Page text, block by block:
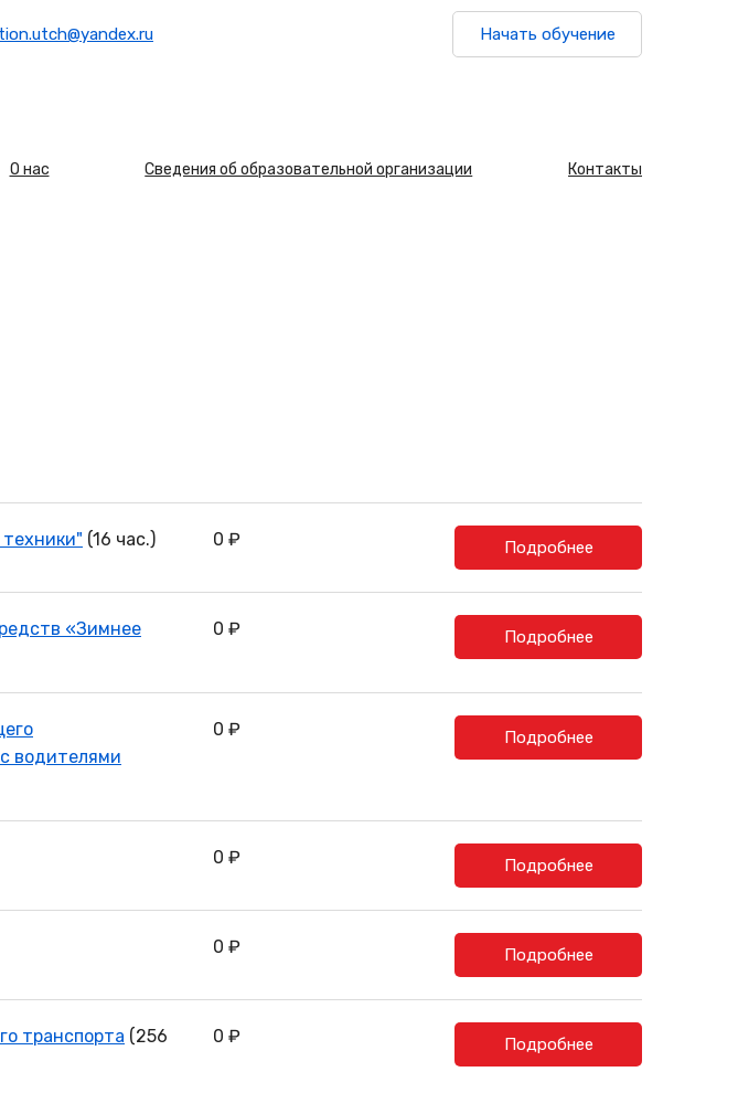
Начать обучение
О нас Сведения об образовательной организации Контакты
(16 час.) 0 ₽ Подробнее
«Зимнее
0 ₽ Подробнее
водителями
0 ₽ Подробнее
0 ₽ Подробнее
0 ₽ Подробнее
транспорта (256
0 ₽ Подробнее